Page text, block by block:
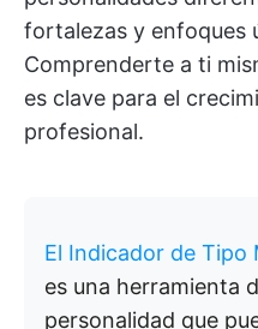
fortalezas y enfoques
Comprenderte a ti
es clave para el
profesional.
El Indicador de Tipo
es una herramienta
personalidad que